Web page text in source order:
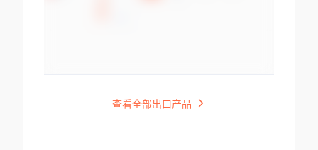
查看全部出口产品